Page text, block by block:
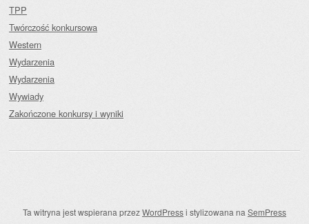
TPP
Twórczość konkursowa
Western
Wydarzenia
Wydarzenia
Wywiady
Zakończone konkursy i wyniki
Ta witryna jest wspierana przezWordPressi stylizowana na SemPress